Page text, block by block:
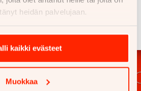
heidän palvelujaan.
kaikki evästeet
Muokkaa
ajoneuvoja